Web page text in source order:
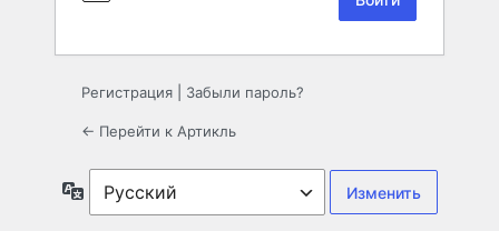
Регистрация Забыли пароль?
← Перейти к Артикль
Язык